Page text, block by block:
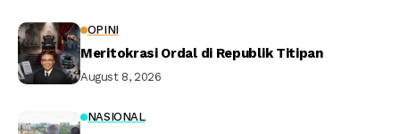
OPINI
Meritokrasi Ordal di Republik Titipan
August 8, 2026
NASIONAL